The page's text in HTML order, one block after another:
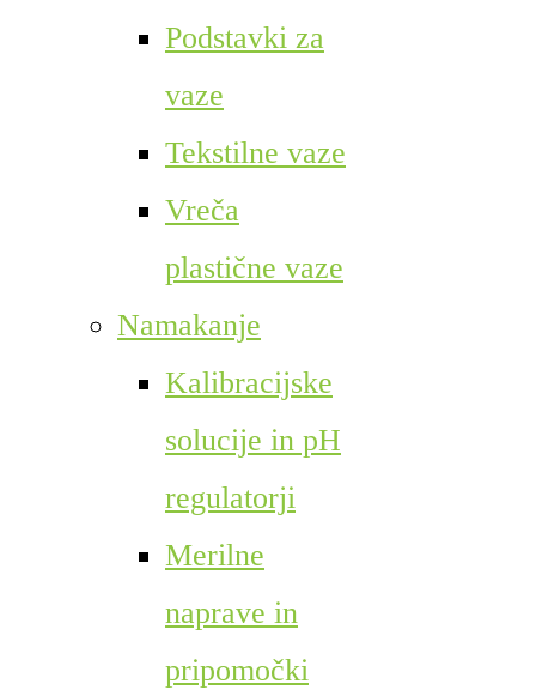
Podstavki za
vaze
Tekstilne vaze
Vreča
plastične vaze
Namakanje
Kalibracijske
solucije in pH
regulatorji
Merilne
naprave in
pripomočki